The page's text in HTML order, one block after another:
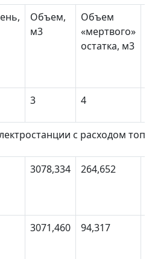
Объем,
м3
Объем
«мертвого»
остатка, м3
3 4
с расходом
3078,334 264,652
3071,460 94,317